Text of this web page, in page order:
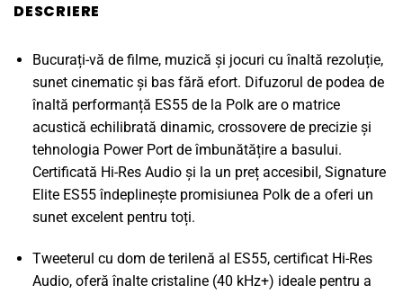
DESCRIERE
Bucurați-vă de filme, muzică și jocuri cu înaltă rezoluție,
sunet cinematic și bas fără efort. Difuzorul de podea de
înaltă performanță ES55 de la Polk are o matrice
acustică echilibrată dinamic, crossovere de precizie și
tehnologia Power Port de îmbunătățire a basului.
Certificată Hi-Res Audio și la un preț accesibil, Signature
Elite ES55 îndeplinește promisiunea Polk de a oferi un
sunet excelent pentru toți.
Tweeterul cu dom de terilenă al ES55, certificat Hi-Res
Audio, oferă înalte cristaline (40 kHz+) ideale pentru a